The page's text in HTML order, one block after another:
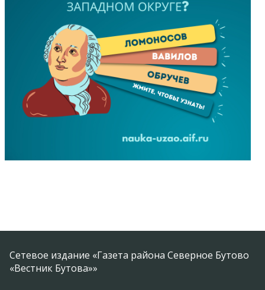
Сетевое издание «Газета района Северное Бутово
«Вестник Бутова»»